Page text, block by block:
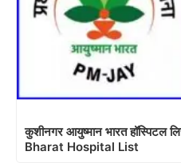
कुशीनगर आयुष्मान भारत
Bharat Hospital List